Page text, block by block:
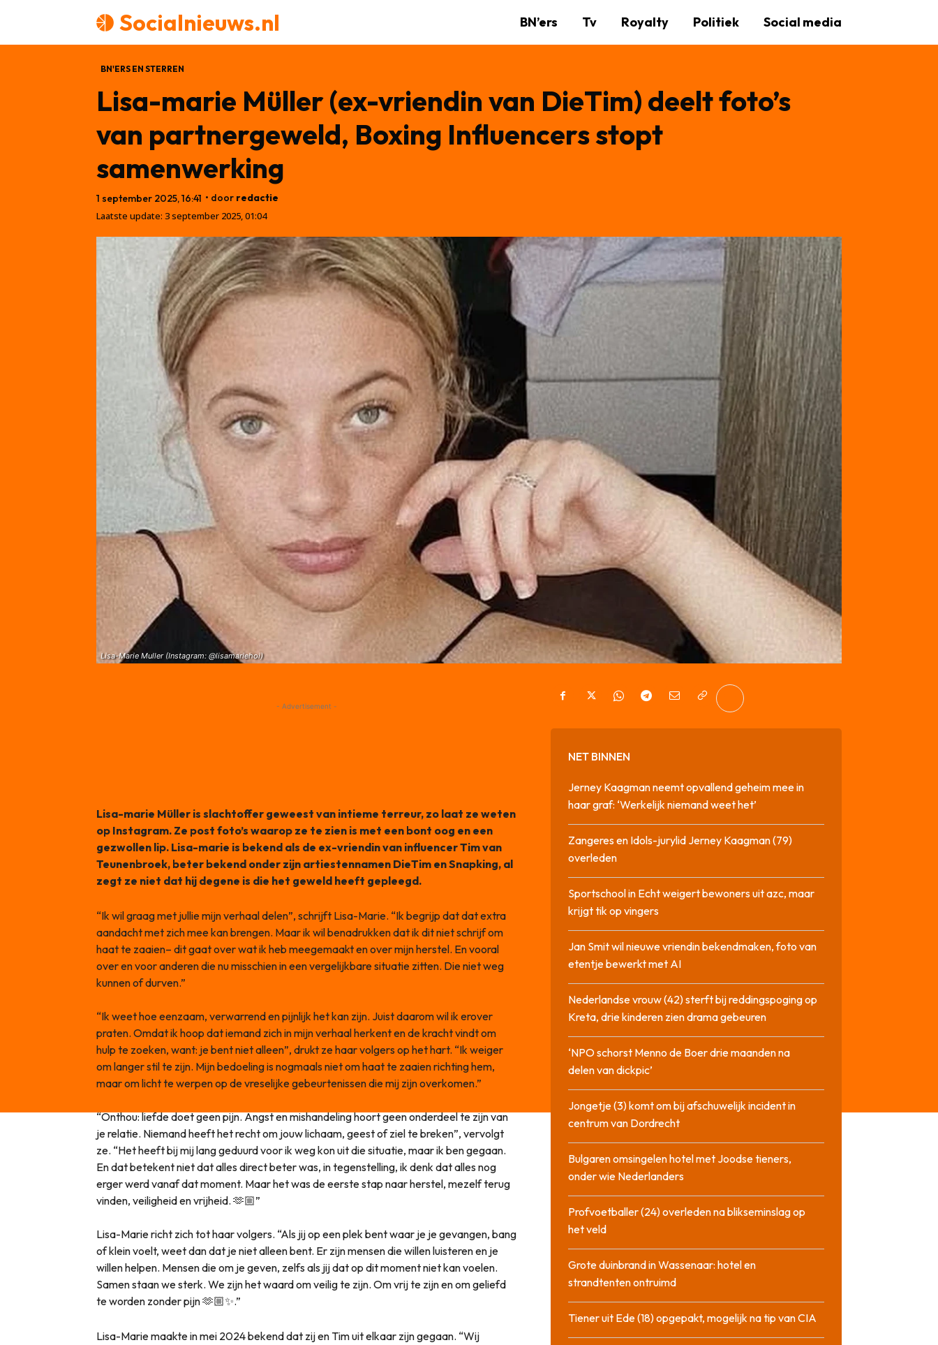
Socialnieuws.nl BN’ers Tv Royalty Politiek Social media
BN'ERS EN STERREN
Lisa-marie Müller (ex-vriendin van DieTim) deelt foto’s
van partnergeweld, Boxing Influencers stopt
samenwerking
1 september 2025, 16:41 • door redactie
Laatste update: 3 september 2025, 01:04
Lisa-Marie Muller (Instagram: @lisamariehoi)
- Advertisement -
Lisa-marie Müller is slachtoffer geweest van intieme terreur, zo laat ze weten
op Instagram. Ze post foto’s waarop ze te zien is met een bont oog en een
gezwollen lip. Lisa-marie is bekend als de ex-vriendin van influencer Tim van
Teunenbroek, beter bekend onder zijn artiestennamen DieTim en Snapking, al
zegt ze niet dat hij degene is die het geweld heeft gepleegd.
“Ik wil graag met jullie mijn verhaal delen”, schrijft Lisa-Marie. “Ik begrijp dat dat extra
aandacht met zich mee kan brengen. Maar ik wil benadrukken dat ik dit niet schrijf om
haat te zaaien– dit gaat over wat ik heb meegemaakt en over mijn herstel. En vooral
over en voor anderen die nu misschien in een vergelijkbare situatie zitten. Die niet weg
kunnen of durven.”
“Ik weet hoe eenzaam, verwarrend en pijnlijk het kan zijn. Juist daarom wil ik erover
praten. Omdat ik hoop dat iemand zich in mijn verhaal herkent en de kracht vindt om
hulp te zoeken, want: je bent niet alleen”, drukt ze haar volgers op het hart. “Ik weiger
om langer stil te zijn. Mijn bedoeling is nogmaals niet om haat te zaaien richting hem,
maar om licht te werpen op de vreselijke gebeurtenissen die mij zijn overkomen.”
“Onthou: liefde doet geen pijn. Angst en mishandeling hoort geen onderdeel te zijn van
je relatie. Niemand heeft het recht om jouw lichaam, geest of ziel te breken”, vervolgt
ze. “Het heeft bij mij lang geduurd voor ik weg kon uit die situatie, maar ik ben gegaan.
En dat betekent niet dat alles direct beter was, in tegenstelling, ik denk dat alles nog
erger werd vanaf dat moment. Maar het was de eerste stap naar herstel, mezelf terug
vinden, veiligheid en vrijheid. 🫶🏼”
Lisa-Marie richt zich tot haar volgers. “Als jij op een plek bent waar je je gevangen, bang
of klein voelt, weet dan dat je niet alleen bent. Er zijn mensen die willen luisteren en je
willen helpen. Mensen die om je geven, zelfs als jij dat op dit moment niet kan voelen.
Samen staan we sterk. We zijn het waard om veilig te zijn. Om vrij te zijn en om geliefd
te worden zonder pijn 🫶🏼✨.”
Lisa-Marie maakte in mei 2024 bekend dat zij en Tim uit elkaar zijn gegaan. “Wij
NET BINNEN
Jerney Kaagman neemt opvallend geheim mee in
haar graf: ‘Werkelijk niemand weet het’
Zangeres en Idols-jurylid Jerney Kaagman (79)
overleden
Sportschool in Echt weigert bewoners uit azc, maar
krijgt tik op vingers
Jan Smit wil nieuwe vriendin bekendmaken, foto van
etentje bewerkt met AI
Nederlandse vrouw (42) sterft bij reddingspoging op
Kreta, drie kinderen zien drama gebeuren
‘NPO schorst Menno de Boer drie maanden na
delen van dickpic’
Jongetje (3) komt om bij afschuwelijk incident in
centrum van Dordrecht
Bulgaren omsingelen hotel met Joodse tieners,
onder wie Nederlanders
Profvoetballer (24) overleden na blikseminslag op
het veld
Grote duinbrand in Wassenaar: hotel en
strandtenten ontruimd
Tiener uit Ede (18) opgepakt, mogelijk na tip van CIA